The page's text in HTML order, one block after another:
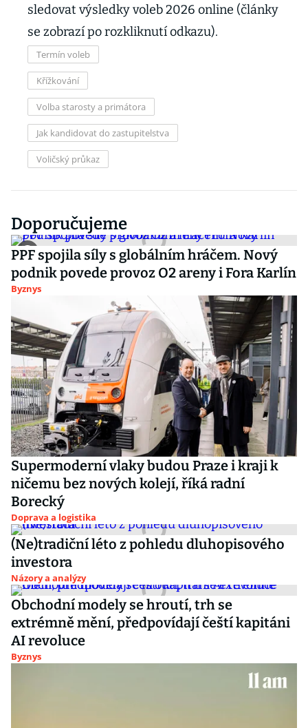
sledovat výsledky voleb 2026 online (články
se zobrazí po rozkliknutí odkazu).
Termín voleb
Křížkování
Volba starosty a primátora
Jak kandidovat do zastupitelstva
Voličský průkaz
Doporučujeme
PPF spojila síly s globálním hráčem. Nový
podnik povede provoz O2 areny i Fora Karlín
Byznys
Supermoderní vlaky budou Praze i kraji k
ničemu bez nových kolejí, říká radní
Borecký
Doprava a logistika
(Ne)tradiční léto z pohledu dluhopisového
investora
Názory a analýzy
Obchodní modely se hroutí, trh se
extrémně mění, předpovídají čeští kapitáni
AI revoluce
Byznys